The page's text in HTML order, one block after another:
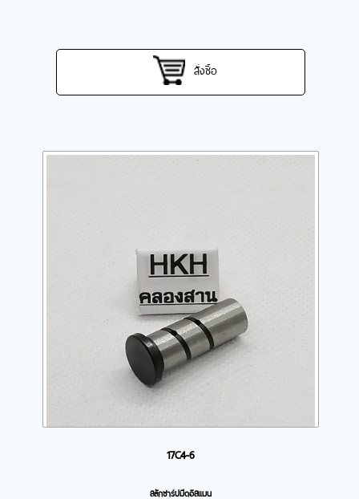
สั่งซื้อ
17C4-6
สลักชาร์ปมีดอิสแมน